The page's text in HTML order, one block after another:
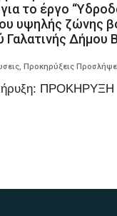
το έργο
υψηλής ζώνης
Γαλατινής Δήμου
, Προκηρύξεις
ΠΡΟΚΗΡΥΞΗ